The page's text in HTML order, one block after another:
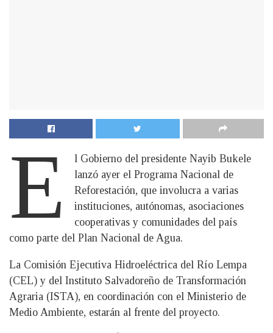
E
l Gobierno del presidente Nayib Bukele
lanzó ayer el Programa Nacional de
Reforestación, que involucra a varias
instituciones, autónomas, asociaciones
cooperativas y comunidades del país
como parte del Plan Nacional de Agua.
La Comisión Ejecutiva Hidroeléctrica del Río Lempa
(CEL) y del Instituto Salvadoreño de Transformación
Agraria (ISTA), en coordinación con el Ministerio de
Medio Ambiente, estarán al frente del proyecto.